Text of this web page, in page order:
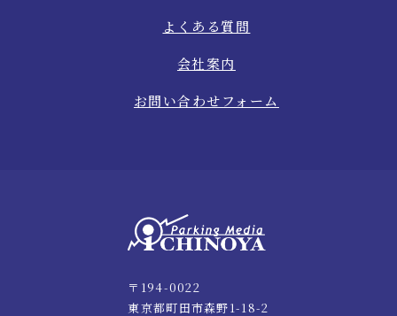
〒194-0022
東京都町田市森野1-18-2
よくある質問
会社案内
お問い合わせフォーム